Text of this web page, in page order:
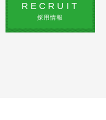
RECRUIT
採用情報